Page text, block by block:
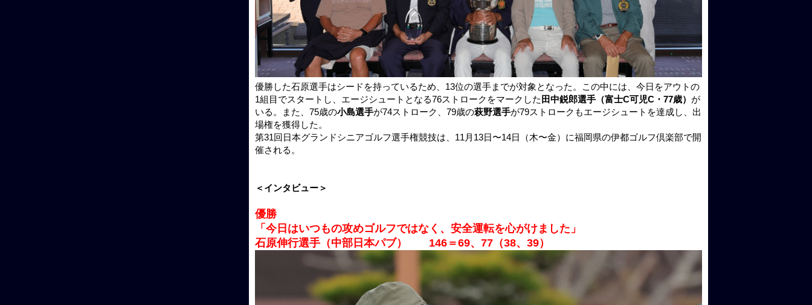
優勝した石原選手はシードを持っているため、13位の選手までが対象となった。この中には、今日をアウトの
1組目でスタートし、エージシュートとなる76ストロークをマークした 田中鋭郎選手（富士C可児C・77歳） が
いる。また、75歳の小島選手が74ストローク、79歳の萩野選手が79ストロークもエージシュートを達成し、出
場権を獲得した。
第31回日本グランドシニアゴルフ選手権競技は、11月13日〜14日（木〜金）に福岡県の伊都ゴルフ倶楽部で開
催される。
＜インタビュー＞
優勝
「今日はいつもの攻めゴルフではなく、安全運転を心がけました」
石原伸行選手（中部日本パブ） 146＝69、77（38、39）